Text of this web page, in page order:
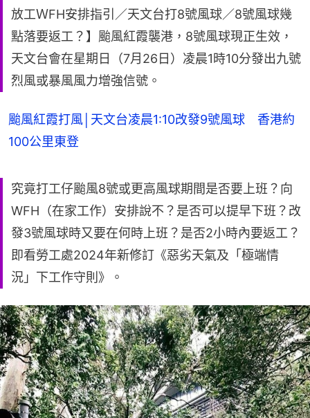
放工ＷFH安排指引／天文台打8號風球／8號風球幾
點落要返工？】颱風紅霞襲港，8號風球現正生效，
天文台會在星期日（7月26日）凌晨1時10分發出九號
烈風或暴風風力增強信號。
颱風紅霞打風│天文台凌晨1:10改發9號風球 香港約
100公里東登
究竟打工仔颱風8號或更高風球期間是否要上班？向
WFH（在家工作）安排說不？是否可以提早下班？改
發3號風球時又要在何時上班？是否2小時內要返工？
即看勞工處2024年新修訂《惡劣天氣及「極端情
況」下工作守則》。